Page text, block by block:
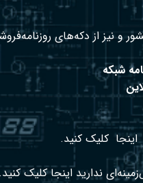
و نیز از دکه‌های
شبکه
اینجا کلیک کنید.
نداریداینجاکلیک